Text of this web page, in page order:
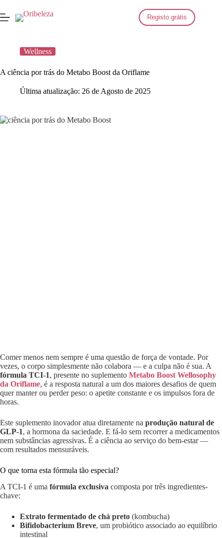
para
o
Registo grátis
Wellness
A ciência por trás do Metabo Boost da Oriflame
Última atualização: 26 de Agosto de 2025
Comer menos nem sempre é uma questão de força de vontade. Por
vezes, o corpo simplesmente não colabora — e a culpa não é sua. A
fórmula TCI-1, presente no suplemento Metabo Boost Wellosophy
da Oriflame, é a resposta natural a um dos maiores desafios de quem
quer manter ou perder peso: o apetite constante e os impulsos fora de
horas.
Este suplemento inovador atua diretamente na produção natural de
GLP-1, a hormona da saciedade. E fá-lo sem recorrer a medicamentos
nem substâncias agressivas. É a ciência ao serviço do bem-estar —
com resultados mensuráveis.
O que torna esta fórmula tão especial?
A TCI-1 é uma fórmula exclusiva composta por três ingredientes-
chave:
Extrato fermentado de chá preto (kombucha)
Bifidobacterium Breve, um probiótico associado ao equilíbrio
intestinal